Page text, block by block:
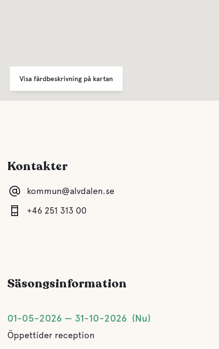
Visa färdbeskrivning på kartan
Kontakter
kommun@alvdalen.se
+46 251 313 00
Säsongsinformation
01-05-2026 31-10-2026 Nu
Öppettider reception